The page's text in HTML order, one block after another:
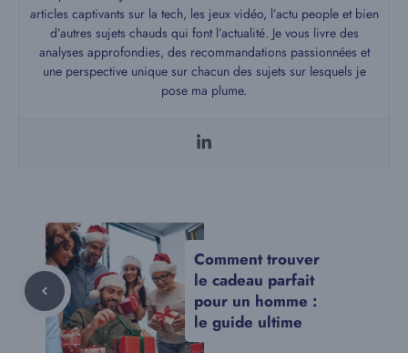
articles captivants sur la tech, les jeux vidéo, l’actu people et bien
d’autres sujets chauds qui font l’actualité. Je vous livre des
analyses approfondies, des recommandations passionnées et
une perspective unique sur chacun des sujets sur lesquels je
pose ma plume.
Comment trouver
le cadeau parfait
pour un homme :
le guide ultime